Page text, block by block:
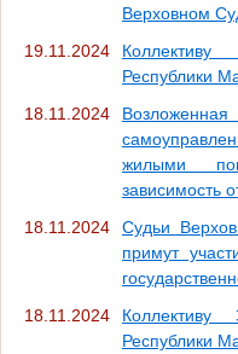
Верховном
19.11.2024
Республики
18.11.2024
жилыми
зависимость
18.11.2024
Судьи
примут
18.11.2024
Коллективу
Республики